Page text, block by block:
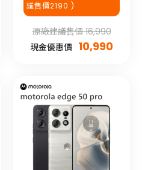
議售價2190 )
原廠建議售價 16,990
現金優惠價 10,990